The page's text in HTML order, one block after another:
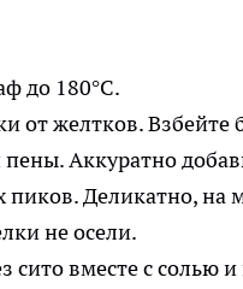
до 180°C.
от желтков.
Аккуратно
пиков. Деликатно, на
не осели.
сито вместе с